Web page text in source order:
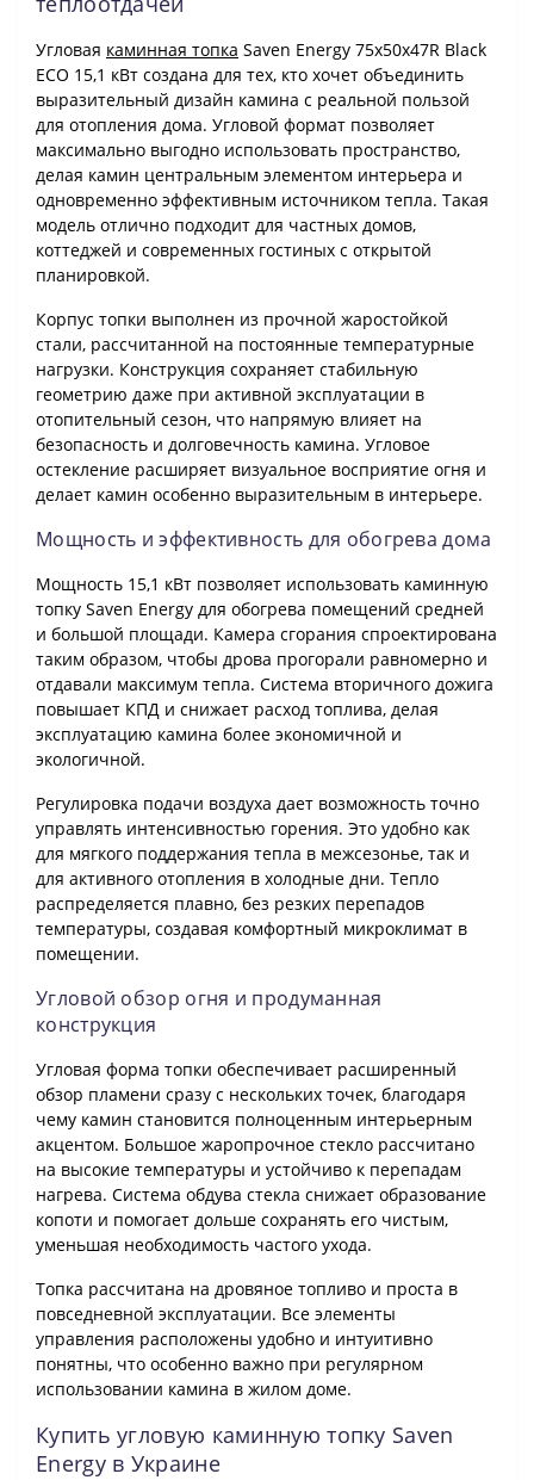
Угловая каминная топка Saven Energy 75х50х47R Black
ECO 15,1 кВт создана для тех, кто хочет объединить
выразительный дизайн камина с реальной пользой
для отопления дома. Угловой формат позволяет
максимально выгодно использовать пространство,
делая камин центральным элементом интерьера и
одновременно эффективным источником тепла. Такая
модель отлично подходит для частных домов,
коттеджей и современных гостиных с открытой
планировкой.
Корпус топки выполнен из прочной жаростойкой
стали, рассчитанной на постоянные температурные
нагрузки. Конструкция сохраняет стабильную
геометрию даже при активной эксплуатации в
отопительный сезон, что напрямую влияет на
безопасность и долговечность камина. Угловое
остекление расширяет визуальное восприятие огня и
делает камин особенно выразительным в интерьере.
Мощность и эффективность для обогрева дома
Мощность 15,1 кВт позволяет использовать каминную
топку Saven Energy для обогрева помещений средней
и большой площади. Камера сгорания спроектирована
таким образом, чтобы дрова прогорали равномерно и
отдавали максимум тепла. Система вторичного дожига
повышает КПД и снижает расход топлива, делая
эксплуатацию камина более экономичной и
экологичной.
Регулировка подачи воздуха дает возможность точно
управлять интенсивностью горения. Это удобно как
для мягкого поддержания тепла в межсезонье, так и
для активного отопления в холодные дни. Тепло
распределяется плавно, без резких перепадов
температуры, создавая комфортный микроклимат в
помещении.
Угловой обзор огня и продуманная
конструкция
Угловая форма топки обеспечивает расширенный
обзор пламени сразу с нескольких точек, благодаря
чему камин становится полноценным интерьерным
акцентом. Большое жаропрочное стекло рассчитано
на высокие температуры и устойчиво к перепадам
нагрева. Система обдува стекла снижает образование
копоти и помогает дольше сохранять его чистым,
уменьшая необходимость частого ухода.
Топка рассчитана на дровяное топливо и проста в
повседневной эксплуатации. Все элементы
управления расположены удобно и интуитивно
понятны, что особенно важно при регулярном
использовании камина в жилом доме.
Купить угловую каминную топку Saven
Energy в Украине